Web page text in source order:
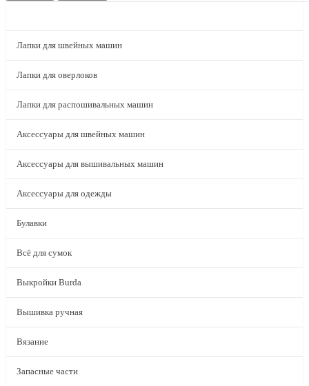
Лапки для швейных машин
Лапки для оверлоков
Лапки для распошивальных машин
Аксессуары для швейных машин
Аксессуары для вышивальных машин
Аксессуары для одежды
Булавки
Всё для сумок
Выкройки Burda
Вышивка ручная
Вязание
Запасные части